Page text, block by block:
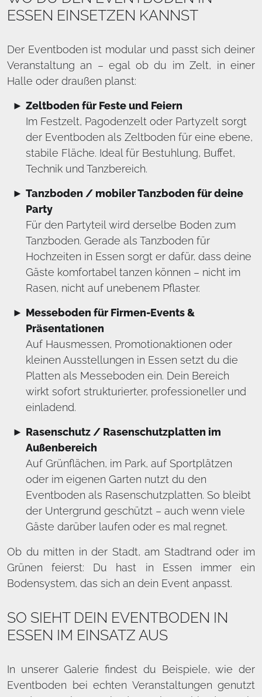
ESSEN EINSETZEN KANNST
Der Eventboden ist modular und passt sich deiner
Veranstaltung an – egal ob du im Zelt, in einer
Halle oder draußen planst:
Zeltboden für Feste und Feiern
Im Festzelt, Pagodenzelt oder Partyzelt sorgt
der Eventboden als Zeltboden für eine ebene,
stabile Fläche. Ideal für Bestuhlung, Buffet,
Technik und Tanzbereich.
Tanzboden / mobiler Tanzboden für deine
Party
Für den Partyteil wird derselbe Boden zum
Tanzboden. Gerade als Tanzboden für
Hochzeiten in Essen sorgt er dafür, dass deine
Gäste komfortabel tanzen können – nicht im
Rasen, nicht auf unebenem Pflaster.
Messeboden für Firmen-Events &
Präsentationen
Auf Hausmessen, Promotionaktionen oder
kleinen Ausstellungen in Essen setzt du die
Platten als Messeboden ein. Dein Bereich
wirkt sofort strukturierter, professioneller und
einladend.
Rasenschutz / Rasenschutzplatten im
Außenbereich
Auf Grünflächen, im Park, auf Sportplätzen
oder im eigenen Garten nutzt du den
Eventboden als Rasenschutzplatten. So bleibt
der Untergrund geschützt – auch wenn viele
Gäste darüber laufen oder es mal regnet.
Ob du mitten in der Stadt, am Stadtrand oder im
Grünen feierst: Du hast in Essen immer ein
Bodensystem, das sich an dein Event anpasst.
SO SIEHT DEIN EVENTBODEN IN
ESSEN IM EINSATZ AUS
In unserer Galerie findest du Beispiele, wie der
Eventboden bei echten Veranstaltungen genutzt